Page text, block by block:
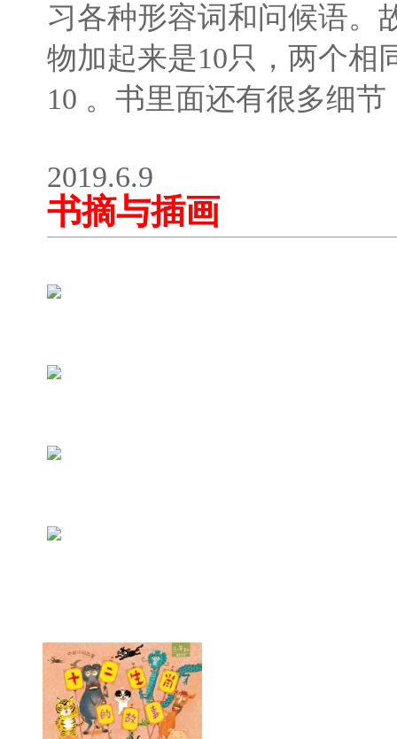
习各种形容词和问候语。
物加起来是10只，两个相
10 。书里面还有很多细
2019.6.9
书摘与插画